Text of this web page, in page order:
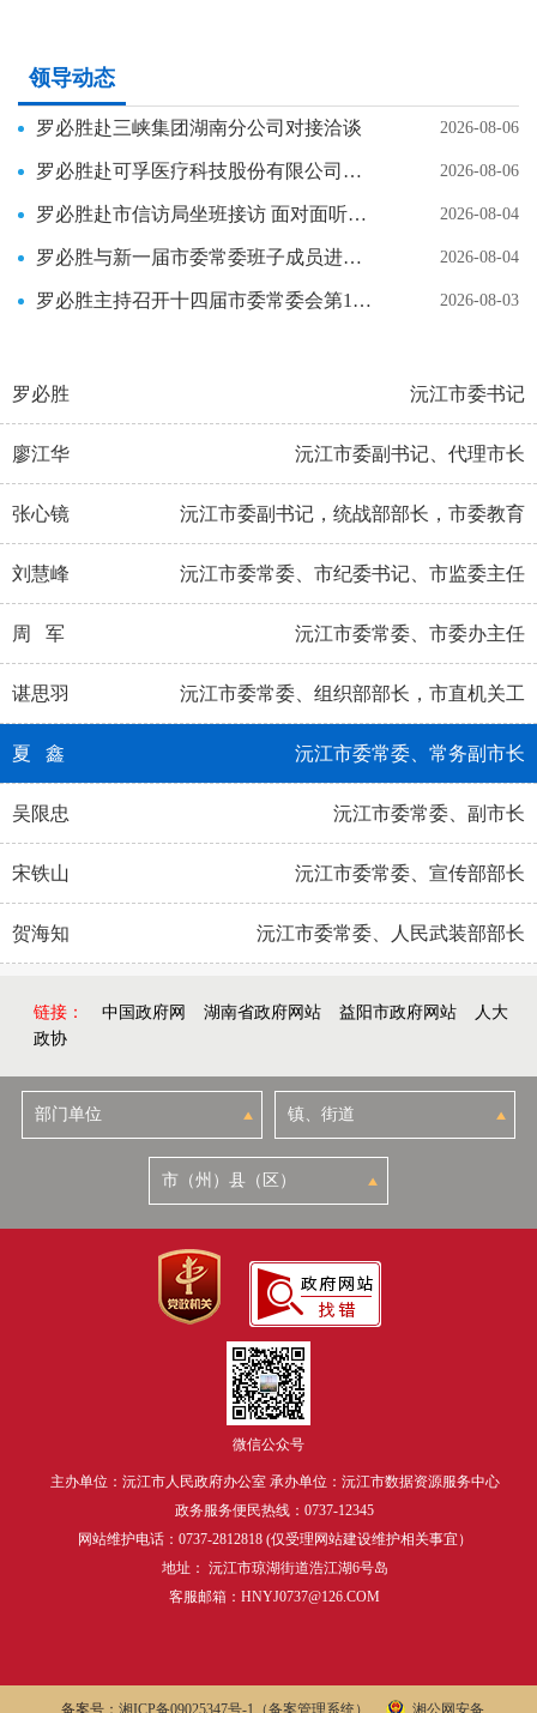
领导动态
罗必胜赴三峡集团湖南分公司对接洽谈 2026-08-06
罗必胜赴可孚医疗科技股份有限公司拜访对接 2026-08-06
罗必胜赴市信访局坐班接访 面对面听民声 实打实解民忧 2026-08-04
罗必胜与新一届市委常委班子成员进行集体谈心谈话 2026-08-04
罗必胜主持召开十四届市委常委会第1次会议 2026-08-03
罗必胜 沅江市委书记
廖江华 沅江市委副书记、代理市长
张心镜 沅江市委副书记，统战部部长，市委教育
工作委员会书记，市委党校校长（兼）
刘慧峰 沅江市委常委、市纪委书记、市监委主任
周 军 沅江市委常委、市委办主任
谌思羽 沅江市委常委、组织部部长，市直机关工
委书记
夏 鑫 沅江市委常委、常务副市长
吴限忠 沅江市委常委、副市长
宋铁山 沅江市委常委、宣传部部长
贺海知 沅江市委常委、人民武装部部长
链接： 中国政府网 湖南省政府网站 益阳市政府网站
人大
政协
微信公众号
主办单位：沅江市人民政府办公室 承办单位：沅江市数据资源服务中心
政务服务便民热线：0737-12345
网站维护电话：0737-2812818 (仅受理网站建设维护相关事宜）
地址： 沅江市琼湖街道浩江湖6号岛
客服邮箱：HNYJ0737@126.COM
备案号： 湘ICP备09025347号-1 （备案管理系统） 湘公网安备